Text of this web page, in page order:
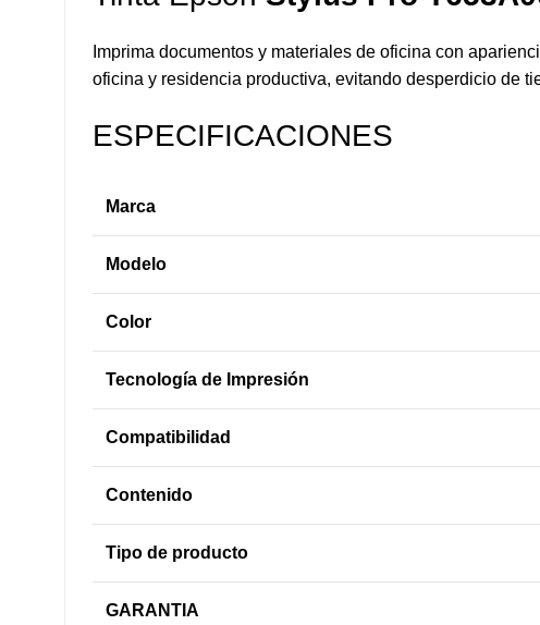
Imprima documentos y materiales de oficina con
oficina y residencia productiva, evitando desperdicio de
ESPECIFICACIONES
Marca
Modelo
Color
Tecnología de Impresión
Compatibilidad
Contenido
Tipo de producto
GARANTIA